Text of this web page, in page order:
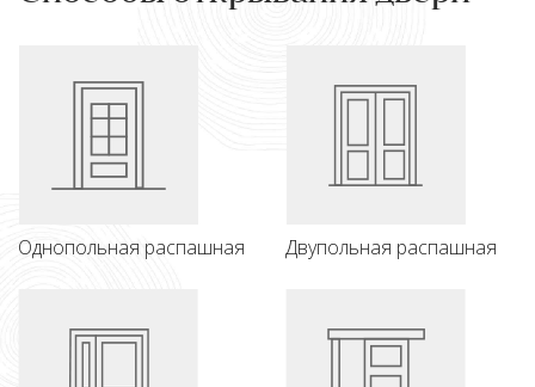
Однопольная распашная Двупольная распашная